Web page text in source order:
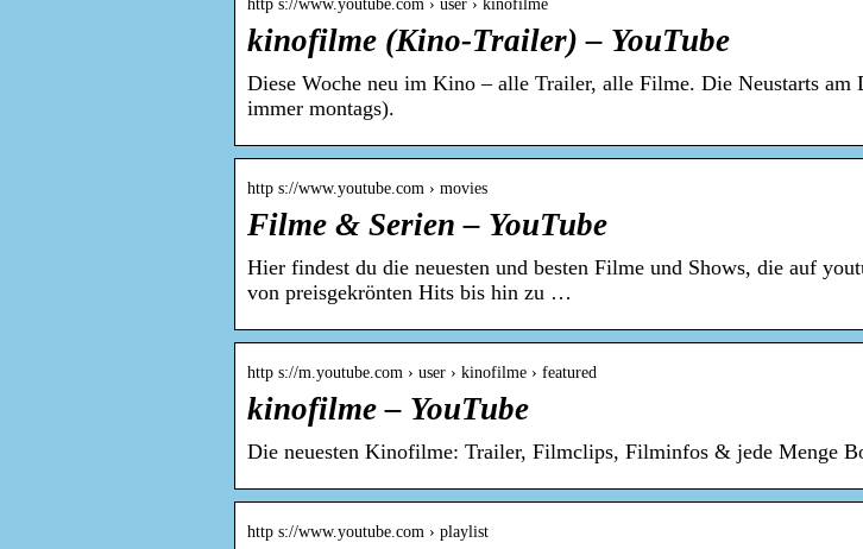
http s://www.youtube.com › user › kinofilme
kinofilme (Kino-Trailer) – YouTube
Diese Woche neu im Kino – alle Trailer, alle Filme. Die Neustarts am
immer montags).
http s://www.youtube.com › movies
Filme & Serien – YouTube
Hier findest du die neuesten und besten Filme und Shows, die auf
von preisgekrönten Hits bis hin zu …
http s://m.youtube.com › user › kinofilme › featured
kinofilme – YouTube
Die neuesten Kinofilme: Trailer, Filmclips, Filminfos & jede Menge
http s://www.youtube.com › playlist